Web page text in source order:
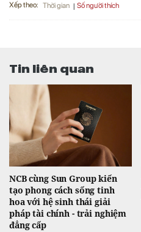
Xếp theo: Thời gian Số người thích
Tin liên quan
NCB cùng Sun Group kiến
tạo phong cách sống tinh
hoa với hệ sinh thái giải
pháp tài chính - trải nghiệm
đẳng cấp